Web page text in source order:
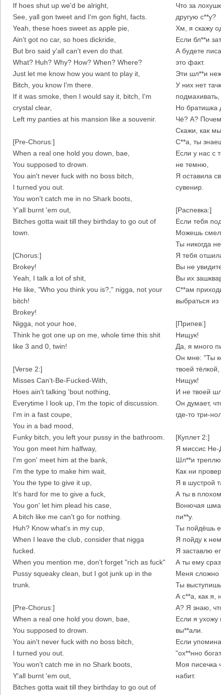
If hoes shut up we'd be alright,
See, yall gon tweet and I'm gon fight, facts.
Yeah, these hoes sweet as apple pie,
Ain't got no car, so hoes dickride,
But bro said y'all can't even do that.
What? Huh? Why? How? When? Where?
Just let me know how you want to play it,
Bitch, you know I'm there.
If it was smoke, then I would say it, bitch, I'm
crystal clear,
Left my panties at his mansion like a souvenir.
[Pre-Chorus:]
When a real one hold you down, bae,
You supposed to drown.
You ain't never fuck with no boss bitch,
I turned you out.
You won't catch me in no Shark boots,
Y'all burnt 'em out,
Bitches gotta wait till they birthday to go out of
town.
[Chorus:]
Brokey!
Yеah, I talk a lot of shit,
He like, "Who you think you is?," nigga, not your
bitch!
Brokey!
Nigga, not your hoe,
Think he got one up on me, whole time this shit
like 3 and 0, twin!
[Verse 2:]
Misses Can't-Be-Fucked-With,
Hoes ain't talking 'bout nothing,
Everytime I look up, I'm the topic of discussion.
I'm in a fast coupe,
You in a bad mood,
Funky bitch, you left your pussy in the bathroom.
You gon meet him halfway,
I'm gon' meet him at the bank,
I'm the type to make him wait,
You the type to give it up,
It's hard for me to give a fuck,
You gon' let him plead his case,
A bitch like me can't go for nothing.
Huh? Know what's in my cup,
When I leave the club, consider that nigga
fucked.
When you mention me, don't forget "rich as fuck"
Pussy squeaky clean, but I got junk up in the
trunk.
[Pre-Chorus:]
When a real one hold you down, bae,
You supposed to drown.
You ain't never fuck with no boss bitch,
I turned you out.
You won't catch me in no Shark boots,
Y'all burnt 'em out,
Bitches gotta wait till they birthday to go out of
Что за
другую с**у?
Хм, я скажу
Если бл**и
А будете
это факт.
Эти шл**и
У них нет
подмахивать,
Но братишка
Чё? А?
Скажи, как
С**а, ты
Если у нас с
не темню,
Я оставила
сувенир.
[Распевка:]
Если тебя
Можешь
Ты никогда
Я тебя
Вы не
Вы их
С**ам
выбраться из
[Припев:]
Нищук!
Да, я много
Он мне: "Ты
твоей тёлкой,
Нищук!
И не твоей
Он думает,
где-то три-
[Куплет 2:]
Я миссис Не-
Шл**и
Как ни
Я в шустрой
А ты в
Вонючая
пи**у.
Ты пойдёшь
Я пойду к
Я заставлю
А ты ему
Меня сложно
Ты
А с**а, как я,
А? Я знаю,
Если я ухожу
вы**али.
Если
"ох**нно
Моя писечка
набит.